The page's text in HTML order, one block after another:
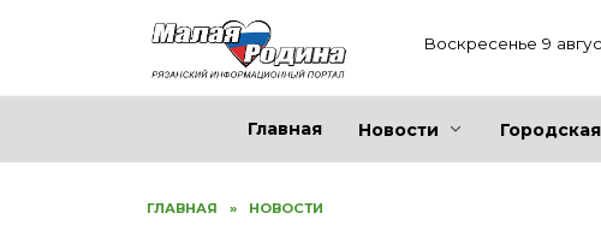
Воскресенье 9
Главная Новости
ГЛАВНАЯ » НОВОСТИ